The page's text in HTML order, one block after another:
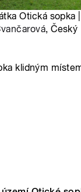
Otická sopka |
, Český
klidným